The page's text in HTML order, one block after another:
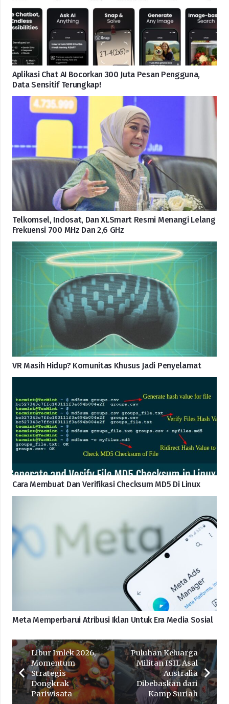
Aplikasi Chat AI Bocorkan 300 Juta Pesan Pengguna,
Data Sensitif Terungkap!
Telkomsel, Indosat, Dan XLSmart Resmi Menangi Lelang
Frekuensi 700 MHz Dan 2,6 GHz
VR Masih Hidup? Komunitas Khusus Jadi Penyelamat
Cara Membuat Dan Verifikasi Checksum MD5 Di Linux
Meta Memperbarui Atribusi Iklan Untuk Era Media Sosial
Libur Imlek 2026,
Momentum
Strategis
Dongkrak
Pariwisata
Puluhan Keluarga
Militan ISIL Asal
Australia
Dibebaskan dari
Kamp Suriah